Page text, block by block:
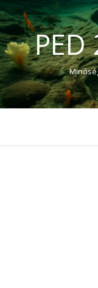
PED